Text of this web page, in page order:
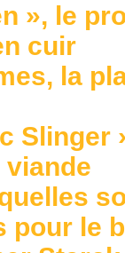
», le
cuir
la
Slinger
pour le